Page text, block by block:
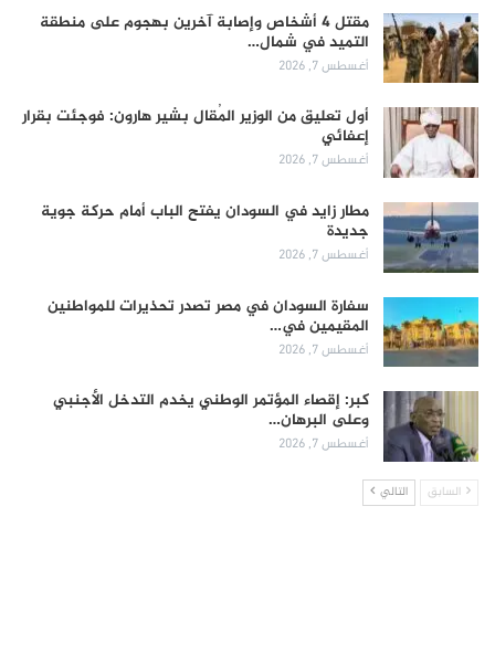
مقتل 4 أشخاص وإصابة آخرين بهجوم على منطقة
التميد في شمال…
أغسطس 7, 2026
أول تعليق من الوزير المُقال بشير هارون: فوجئت بقرار
إعفائي
أغسطس 7, 2026
مطار زايد في السودان يفتح الباب أمام حركة جوية
جديدة
أغسطس 7, 2026
سفارة السودان في مصر تصدر تحذيرات للمواطنين
المقيمين في…
أغسطس 7, 2026
كبر: إقصاء المؤتمر الوطني يخدم التدخل الأجنبي
وعلى البرهان…
أغسطس 7, 2026
السابق التالي